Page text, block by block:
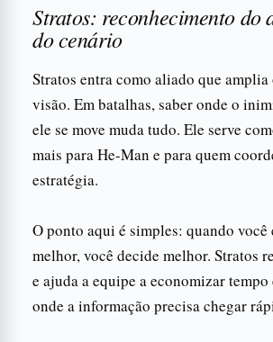
Stratos: reconhecimento do
do cenário
Stratos entra como aliado que amplia
visão. Em batalhas, saber onde o
ele se move muda tudo. Ele serve
mais para He-Man e para quem
estratégia.
O ponto aqui é simples: quando você
melhor, você decide melhor. Stratos
e ajuda a equipe a economizar tempo
onde a informação precisa chegar